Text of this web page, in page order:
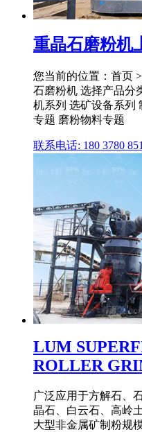
重晶石磨粉机
您当前的位置：首页
石磨粉机 选择产品分
机系列 选矿设备系列
专题 磨粉物料专题
联系电话: 180 3780
LUM
ROLLER
广泛应用于方解石、
晶石、白云石、高岭
大型非金属矿制粉规